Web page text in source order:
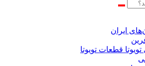
ایران
قطعات تویوتا